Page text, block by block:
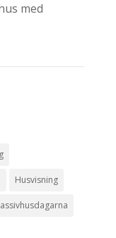
med
Husvisning